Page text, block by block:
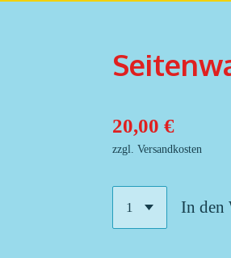
20,00 €
zzgl. Versandkosten
In den